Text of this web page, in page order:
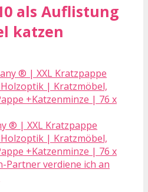
als Auflistung
katzen
® | XXL Kratzpappe
| Kratzmöbel,
+Katzenminze | 76 x
Partner verdiene ich an